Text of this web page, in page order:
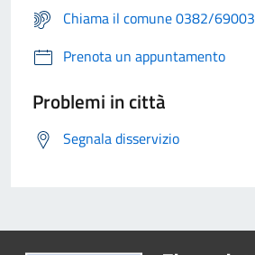
Chiama il comune 0382/69003
Prenota un appuntamento
Problemi in città
Segnala disservizio